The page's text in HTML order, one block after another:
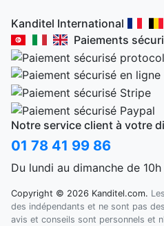
Kanditel International
Paiements
Notre service client à votre
01 78 41 99 86
Du lundi au dimanche de
Copyright © 2026 Kanditel.com.
des indépendants et ne sont pas
avis et conseils sont personnels et